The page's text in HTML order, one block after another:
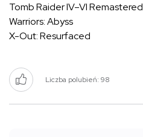
Tomb Raider IV–VI Remastered
Warriors: Abyss
X-Out: Resurfaced
Liczba polubień: 98